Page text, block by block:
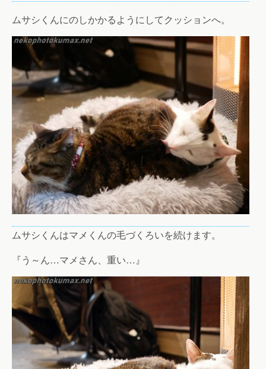
ムサシくんにのしかかるようにしてクッションへ。
ムサシくんはマメくんの毛づくろいを続けます。
『う～ん…マメさん、重い…』